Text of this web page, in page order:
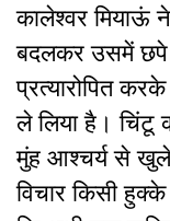
कालेश्वर मियाऊं
बदलकर उसमें छपे
प्रत्यारोपित
ले लिया है। चिंटू
मुंह आश्चर्य से
विचार किसी